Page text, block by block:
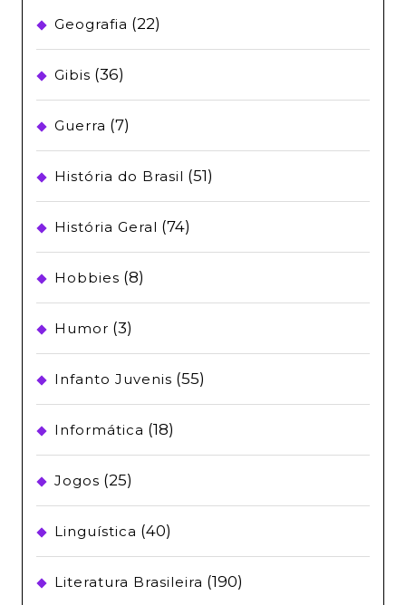
Geografia (22)
Gibis (36)
Guerra (7)
História do Brasil (51)
História Geral (74)
Hobbies (8)
Humor (3)
Infanto Juvenis (55)
Informática (18)
Jogos (25)
Linguística (40)
Literatura Brasileira (190)